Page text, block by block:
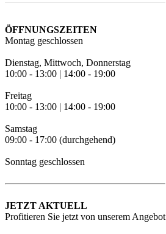
ÖFFNUNGSZEITEN
Montag geschlossen
Dienstag, Mittwoch, Donnerstag
10:00 - 13:00 | 14:00 - 19:00
Freitag
10:00 - 13:00 | 14:00 - 19:00
Samstag
09:00 - 17:00 (durchgehend)
Sonntag geschlossen
JETZT AKTUELL
Profitieren Sie jetzt von unserem Angebot